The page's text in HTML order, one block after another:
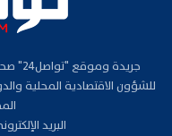
للشؤون الاقتصادية المحلية
البريد